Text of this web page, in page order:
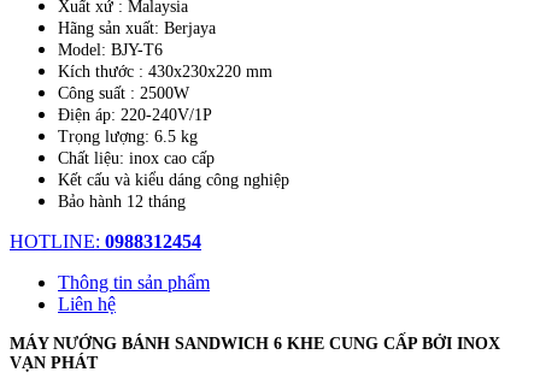
Xuất xứ : Malaysia
Hãng sản xuất: Berjaya
Model: BJY-T6
Kích thước : 430x230x220 mm
Công suất : 2500W
Điện áp: 220-240V/1P
Trọng lượng: 6.5 kg
Chất liệu: inox cao cấp
Kết cấu và kiểu dáng công nghiệp
Bảo hành 12 tháng
HOTLINE: 0988312454
Thông tin sản phẩm
Liên hệ
MÁY NƯỚNG BÁNH SANDWICH 6 KHE CUNG CẤP BỞI INOX
VẠN PHÁT